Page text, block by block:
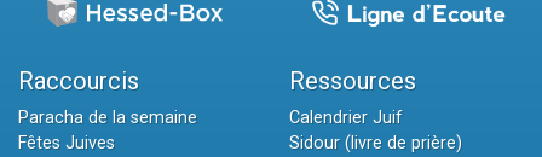
Raccourcis
Paracha de la semaine
Fêtes Juives
Ressources
Calendrier Juif
Sidour (livre de prière)